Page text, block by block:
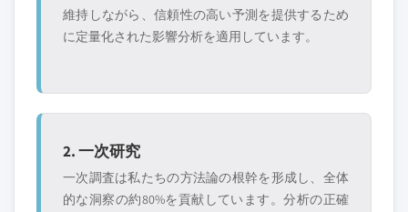
維持しながら、信頼性の高い予測を提供するため
に定量化された影響分析を適用しています。
2. 一次研究
一次調査は私たちの方法論の根幹を形成し、全体
的な洞察の約80%を貢献しています。分析の正確